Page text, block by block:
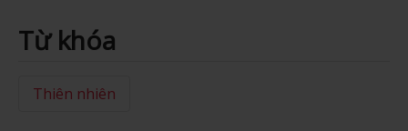
Từ khóa
Thiên nhiên